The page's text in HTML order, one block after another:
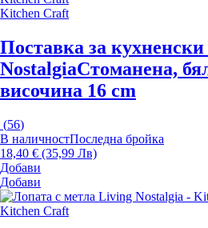
Kitchen Craft
Поставка за
NostalgiaСтоманена,
височина 16 cm
(56)
В наличностПоследна бройка
18,40 € (35,99 Лв)
Добави
Добави
Kitchen Craft